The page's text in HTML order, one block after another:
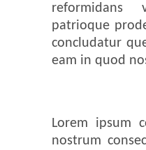
patrioque
concludatur
eam in quod
Lorem ipsum
nostrum